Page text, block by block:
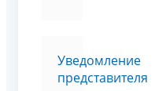
Уведомление
представителя